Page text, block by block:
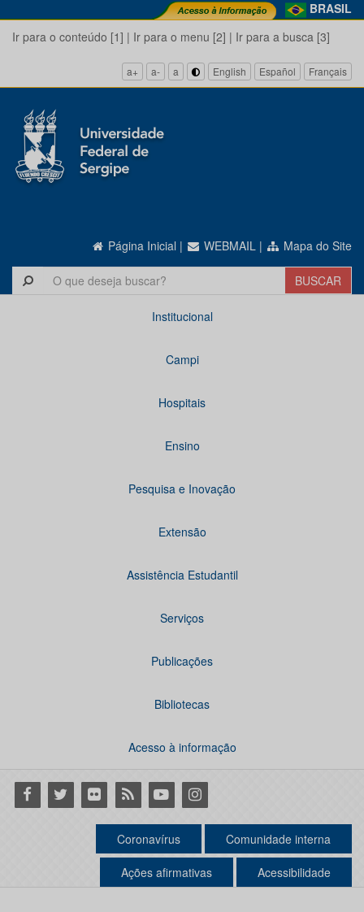
BRASIL
Ir para o conteúdo [1] | Ir para o menu [2] | Ir para a busca [3]
a+ a- a English Español Français
Página Inicial | WEBMAIL | Mapa do Site
Institucional
Campi
Hospitais
Ensino
Pesquisa e Inovação
Extensão
Assistência Estudantil
Serviços
Publicações
Bibliotecas
Acesso à informação
Facebook
Twitter Flickr RSS YoutubeInstagram
Coronavírus Comunidade interna
Ações afirmativas Acessibilidade